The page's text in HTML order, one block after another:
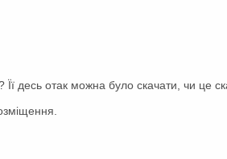
десь отак можна було скачати, чи це